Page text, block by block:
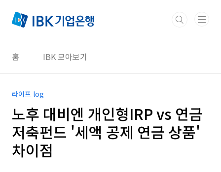
홈 IBK 모아보기
라이프 log
노후 대비엔 개인형IRP vs 연금
저축펀드 '세액 공제 연금 상품'
차이점